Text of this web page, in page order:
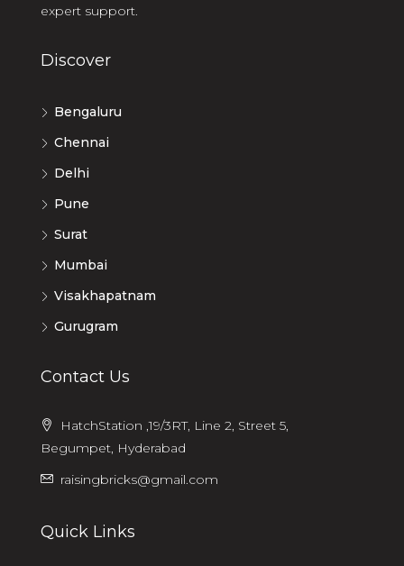
expert support.
Discover
Bengaluru
Chennai
Delhi
Pune
Surat
Mumbai
Visakhapatnam
Gurugram
Contact Us
HatchStation ,19/3RT, Line 2, Street 5,
Begumpet, Hyderabad
raisingbricks@gmail.com
Quick Links